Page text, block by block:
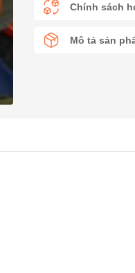
Chính sách
Mô tả sản